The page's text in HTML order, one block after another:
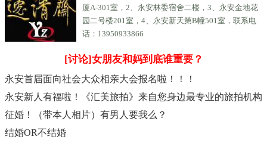
厦A-301室，2、永安林委宿舍二楼，3、永安金地花
园二号楼201室，4、永安新天第B幢501室，联系电
话：13950933866
[讨论]女朋友和妈到底谁重要？
永安首届面向社会大众相亲大会报名啦！！！
永安新人有福啦！《汇美旅拍》来自您身边最专业的旅拍机构
征婚！（带本人相片）有男人要我么？
结婚OR不结婚